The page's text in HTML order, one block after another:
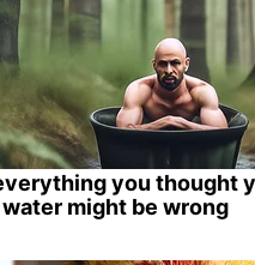
you thought
might be wrong